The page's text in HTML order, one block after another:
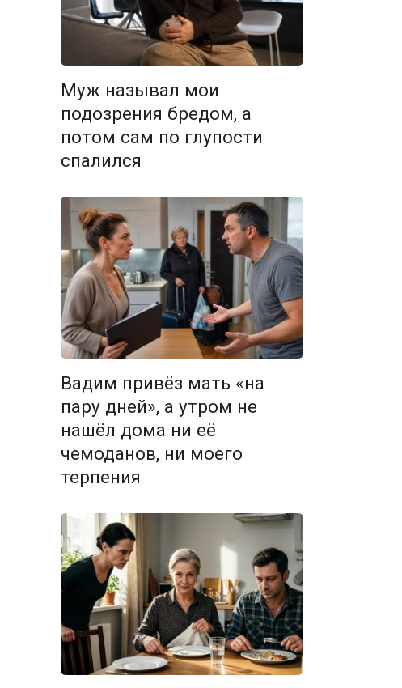
Муж называл мои
подозрения бредом, а
потом сам по глупости
спалился
Вадим привёз мать «на
пару дней», а утром не
нашёл дома ни её
чемоданов, ни моего
терпения